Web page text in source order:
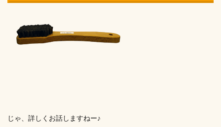
じゃ、詳しくお話しますねー♪